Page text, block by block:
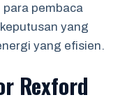
pembaca
yang
yang efisien.
Rexford